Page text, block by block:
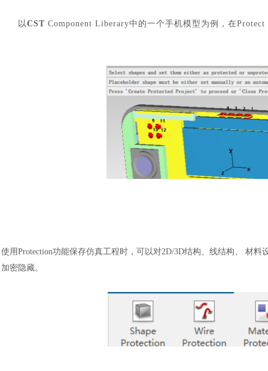
以CST Component Liberary中的一个手机模型为例，在
使用Protection功能保存仿真工程时，可以对2D/3D结构、线结构、 材
加密隐藏。